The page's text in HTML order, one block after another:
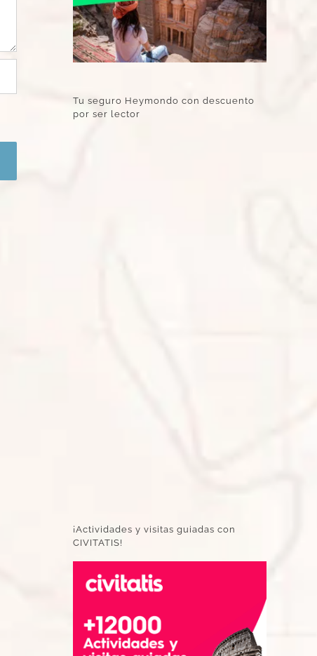
Tu seguro Heymondo con descuento
por ser lector
¡Actividades y visitas guiadas con
CIVITATIS!